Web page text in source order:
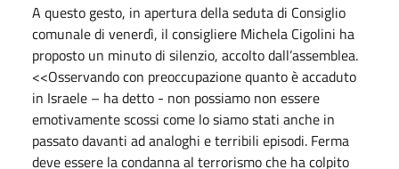
A questo gesto, in apertura della seduta di Consiglio
comunale di venerdì, il consigliere Michela Cigolini ha
proposto un minuto di silenzio, accolto dall’assemblea.
<<Osservando con preoccupazione quanto è accaduto
in Israele – ha detto - non possiamo non essere
emotivamente scossi come lo siamo stati anche in
passato davanti ad analoghi e terribili episodi. Ferma
deve essere la condanna al terrorismo che ha colpito